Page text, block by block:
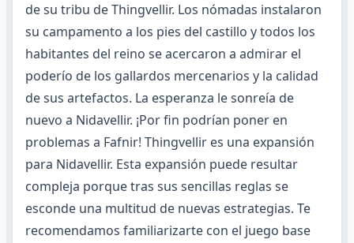
de su tribu de Thingvellir. Los nómadas instalaron
su campamento a los pies del castillo y todos los
habitantes del reino se acercaron a admirar el
poderío de los gallardos mercenarios y la calidad
de sus artefactos. La esperanza le sonreía de
nuevo a Nidavellir. ¡Por fin podrían poner en
problemas a Fafnir! Thingvellir es una expansión
para Nidavellir. Esta expansión puede resultar
compleja porque tras sus sencillas reglas se
esconde una multitud de nuevas estrategias. Te
recomendamos familiarizarte con el juego base